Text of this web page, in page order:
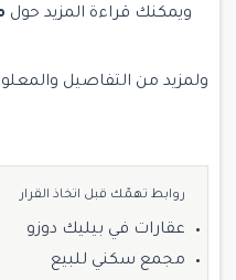
ويمكنك قراءة المزيد حول
ولمزيد من التفاصيل
روابط تهمّك قبل اتخاذ القرار
عقارات في بيليك دوزو
مجمع سكني للبيع